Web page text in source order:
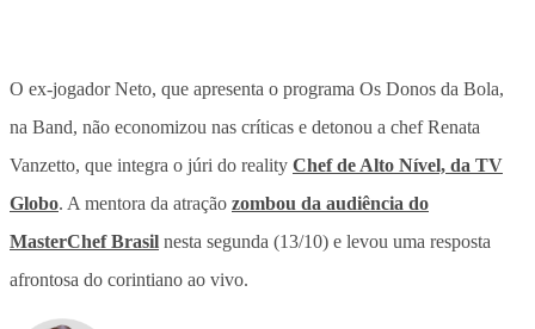
O ex-jogador Neto, que apresenta o programa Os Donos da Bola,
na Band, não economizou nas críticas e detonou a chef Renata
Vanzetto, que integra o júri do reality Chef de Alto Nível, da TV
Globo. A mentora da atração zombou da audiência do
MasterChef Brasil nesta segunda (13/10) e levou uma resposta
afrontosa do corintiano ao vivo.